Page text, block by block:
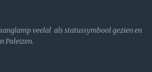
veelal als statussymbool gezien en
Paleizen.